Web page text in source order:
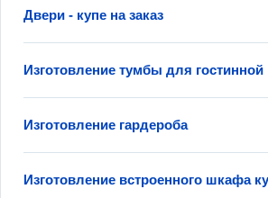
Двери - купе на заказ
Изготовление тумбы для гостинной
Изготовление гардероба
Изготовление встроенного шкафа